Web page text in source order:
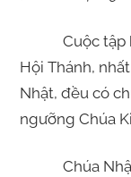
Cuộc tập
Hội Thánh,
Nhật, đều có
ngưỡng Chúa
Chúa Nhật